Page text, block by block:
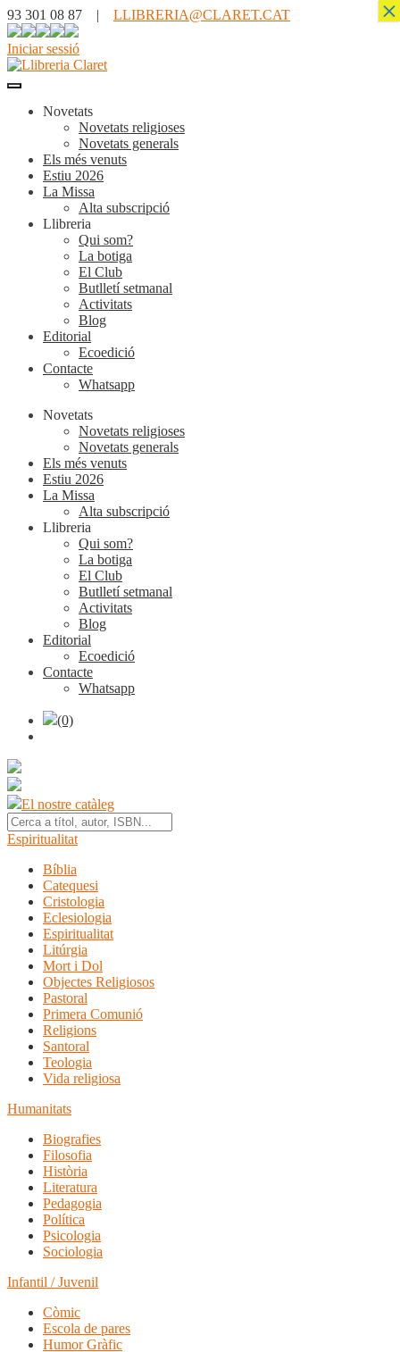
93 301 08 87 | LLIBRERIA@CLARET.CAT
Iniciar sessió
Novetats
Novetats religioses
Novetats generals
Els més venuts
Estiu 2026
La Missa
Alta subscripció
Llibreria
Qui som?
La botiga
El Club
Butlletí setmanal
Activitats
Blog
Editorial
Ecoedició
Contacte
Whatsapp
Novetats
Novetats religioses
Novetats generals
Els més venuts
Estiu 2026
La Missa
Alta subscripció
Llibreria
Qui som?
La botiga
El Club
Butlletí setmanal
Activitats
Blog
Editorial
Ecoedició
Contacte
Whatsapp
(0)
El nostre catàleg
Espiritualitat
Bíblia
Catequesi
Cristologia
Eclesiologia
Espiritualitat
Litúrgia
Mort i Dol
Objectes Religiosos
Pastoral
Primera Comunió
Religions
Santoral
Teologia
Vida religiosa
Humanitats
Biografies
Filosofia
Història
Literatura
Pedagogia
Política
Psicologia
Sociologia
Infantil / Juvenil
Còmic
Escola de pares
Humor Gràfic
×